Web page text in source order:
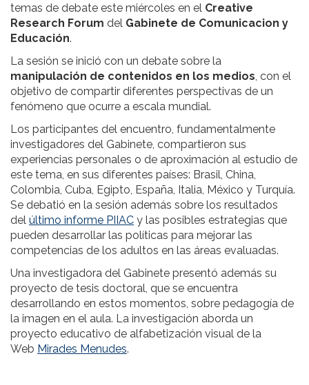
temas de debate este miércoles en el Creative
Research Forum del Gabinete de Comunicacion y
Educación.
La sesión se inició con un debate sobre la
manipulación de contenidos en los medios, con el
objetivo de compartir diferentes perspectivas de un
fenómeno que ocurre a escala mundial.
Los participantes del encuentro, fundamentalmente
investigadores del Gabinete, compartieron sus
experiencias personales o de aproximación al estudio de
este tema, en sus diferentes países: Brasil, China,
Colombia, Cuba, Egipto, España, Italia, México y Turquía.
Se debatió en la sesión además sobre los resultados
del último informe PIIAC y las posibles estrategias que
pueden desarrollar las políticas para mejorar las
competencias de los adultos en las áreas evaluadas.
Una investigadora del Gabinete presentó además su
proyecto de tesis doctoral, que se encuentra
desarrollando en estos momentos, sobre pedagogía de
la imagen en el aula. La investigación aborda un
proyecto educativo de alfabetización visual de la
Web Mirades Menudes.